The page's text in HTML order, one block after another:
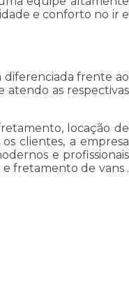
e conforto no ir e
diferenciada frente ao
atendo as respectivas
locação de
clientes, a empresa
e profissionais
fretamento de vans .